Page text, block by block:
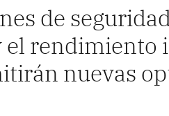
de
el rendimiento
nuevas